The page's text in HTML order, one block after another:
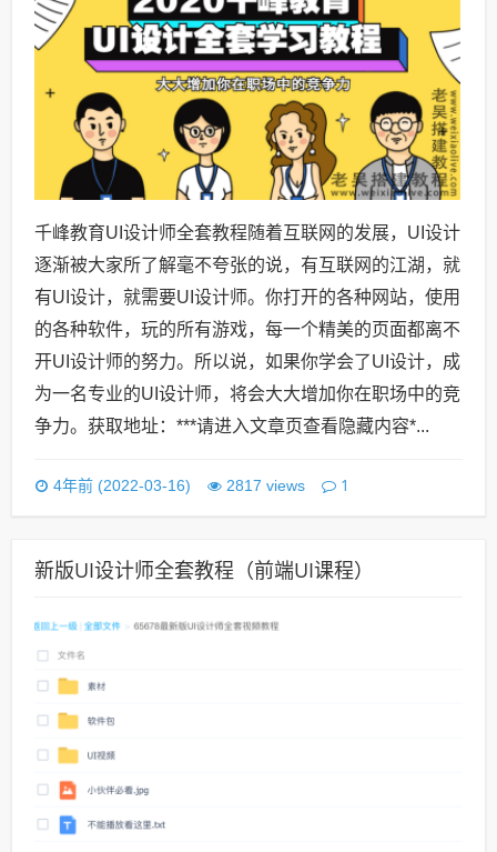
千峰教育UI设计师全套教程随着互联网的发展，UI设计
逐渐被大家所了解毫不夸张的说，有互联网的江湖，就
有UI设计，就需要UI设计师。你打开的各种网站，使用
的各种软件，玩的所有游戏，每一个精美的页面都离不
开UI设计师的努力。所以说，如果你学会了UI设计，成
为一名专业的UI设计师，将会大大增加你在职场中的竞
争力。获取地址：***请进入文章页查看隐藏内容*...
4年前 (2022-03-16) 2817 views 1
新版UI设计师全套教程（前端UI课程）